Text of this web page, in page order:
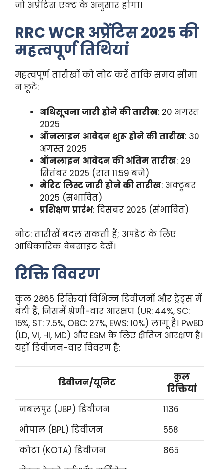
जो अप्रेंटिस एक्ट के अनुसार होगा।
RRC WCR अप्रेंटिस 2025 की
महत्वपूर्ण तिथियां
महत्वपूर्ण तारीखों को नोट करें ताकि समय सीमा
न छूटे:
अधिसूचना जारी होने की तारीख: 20 अगस्त
2025
ऑनलाइन आवेदन शुरू होने की तारीख: 30
अगस्त 2025
ऑनलाइन आवेदन की अंतिम तारीख: 29
सितंबर 2025 (रात 11:59 बजे)
मेरिट लिस्ट जारी होने की तारीख: अक्टूबर
2025 (संभावित)
प्रशिक्षण प्रारंभ: दिसंबर 2025 (संभावित)
नोट: तारीखें बदल सकती हैं; अपडेट के लिए
आधिकारिक वेबसाइट देखें।
रिक्ति विवरण
कुल 2865 रिक्तियां विभिन्न डिवीजनों और ट्रेड्स में
बंटी हैं, जिसमें श्रेणी-वार आरक्षण (UR: 44%, SC:
15%, ST: 7.5%, OBC: 27%, EWS: 10%) लागू है। PwBD
(LD, VI, HI, MD) और ESM के लिए क्षैतिज आरक्षण है।
यहाँ डिवीजन-वार विवरण है:
डिवीजन/यूनिट
कुल
रिक्तियां
जबलपुर (JBP) डिवीजन
1136
भोपाल (BPL) डिवीजन
558
कोटा (KOTA) डिवीजन
865